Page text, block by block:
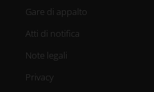
Gare di appalto
Atti di notifica
Note legali
Privacy